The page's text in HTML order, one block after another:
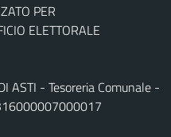
PER
ELETTORALE
ASTI - Tesoreria Comunale -